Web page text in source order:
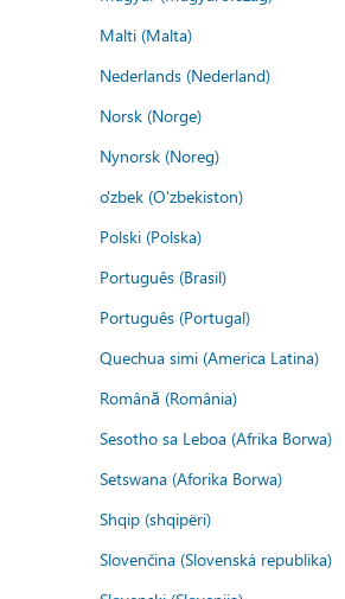
Malti (Malta)
Nederlands (Nederland)
Norsk (Norge)
Nynorsk (Noreg)
o'zbek (O'zbekiston)
Polski (Polska)
Português (Brasil)
Português (Portugal)
Quechua simi (America Latina)
Română (România)
Sesotho sa Leboa (Afrika Borwa)
Setswana (Aforika Borwa)
Shqip (shqipëri)
Slovenčina (Slovenská republika)